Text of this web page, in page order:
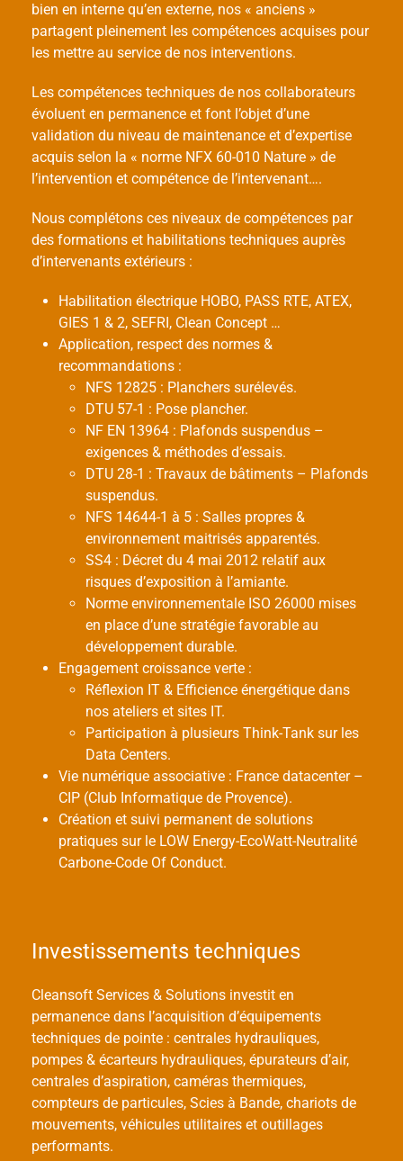
bien en interne qu’en externe, nos « anciens »
partagent pleinement les compétences acquises pour
les mettre au service de nos interventions.
Les compétences techniques de nos collaborateurs
évoluent en permanence et font l’objet d’une
validation du niveau de maintenance et d’expertise
acquis selon la « norme NFX 60-010 Nature » de
l’intervention et compétence de l’intervenant….
Nous complétons ces niveaux de compétences par
des formations et habilitations techniques auprès
d’intervenants extérieurs :
Habilitation électrique HOBO, PASS RTE, ATEX,
GIES 1 & 2, SEFRI, Clean Concept …
Application, respect des normes &
recommandations :
NFS 12825 : Planchers surélevés.
DTU 57-1 : Pose plancher.
NF EN 13964 : Plafonds suspendus –
exigences & méthodes d’essais.
DTU 28-1 : Travaux de bâtiments – Plafonds
suspendus.
NFS 14644-1 à 5 : Salles propres &
environnement maitrisés apparentés.
SS4 : Décret du 4 mai 2012 relatif aux
risques d’exposition à l’amiante.
Norme environnementale ISO 26000 mises
en place d’une stratégie favorable au
développement durable.
Engagement croissance verte :
Réflexion IT & Efficience énergétique dans
nos ateliers et sites IT.
Participation à plusieurs Think-Tank sur les
Data Centers.
Vie numérique associative : France datacenter –
CIP (Club Informatique de Provence).
Création et suivi permanent de solutions
pratiques sur le LOW Energy-EcoWatt-Neutralité
Carbone-Code Of Conduct.
Investissements techniques
Cleansoft Services & Solutions investit en
permanence dans l’acquisition d’équipements
techniques de pointe : centrales hydrauliques,
pompes & écarteurs hydrauliques, épurateurs d’air,
centrales d’aspiration, caméras thermiques,
compteurs de particules, Scies à Bande, chariots de
mouvements, véhicules utilitaires et outillages
performants.